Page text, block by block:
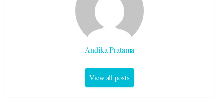
Andika Pratama
View all posts